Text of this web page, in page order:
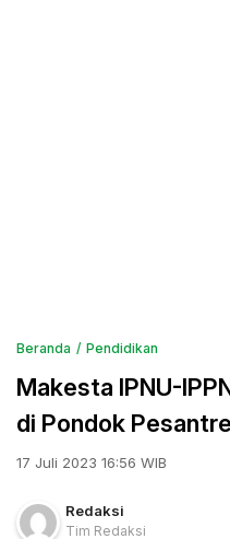
Beranda Pendidikan
Makesta IPNU-
di Pondok
17 Juli 2023 16:56 WIB
Redaksi
Tim Redaksi